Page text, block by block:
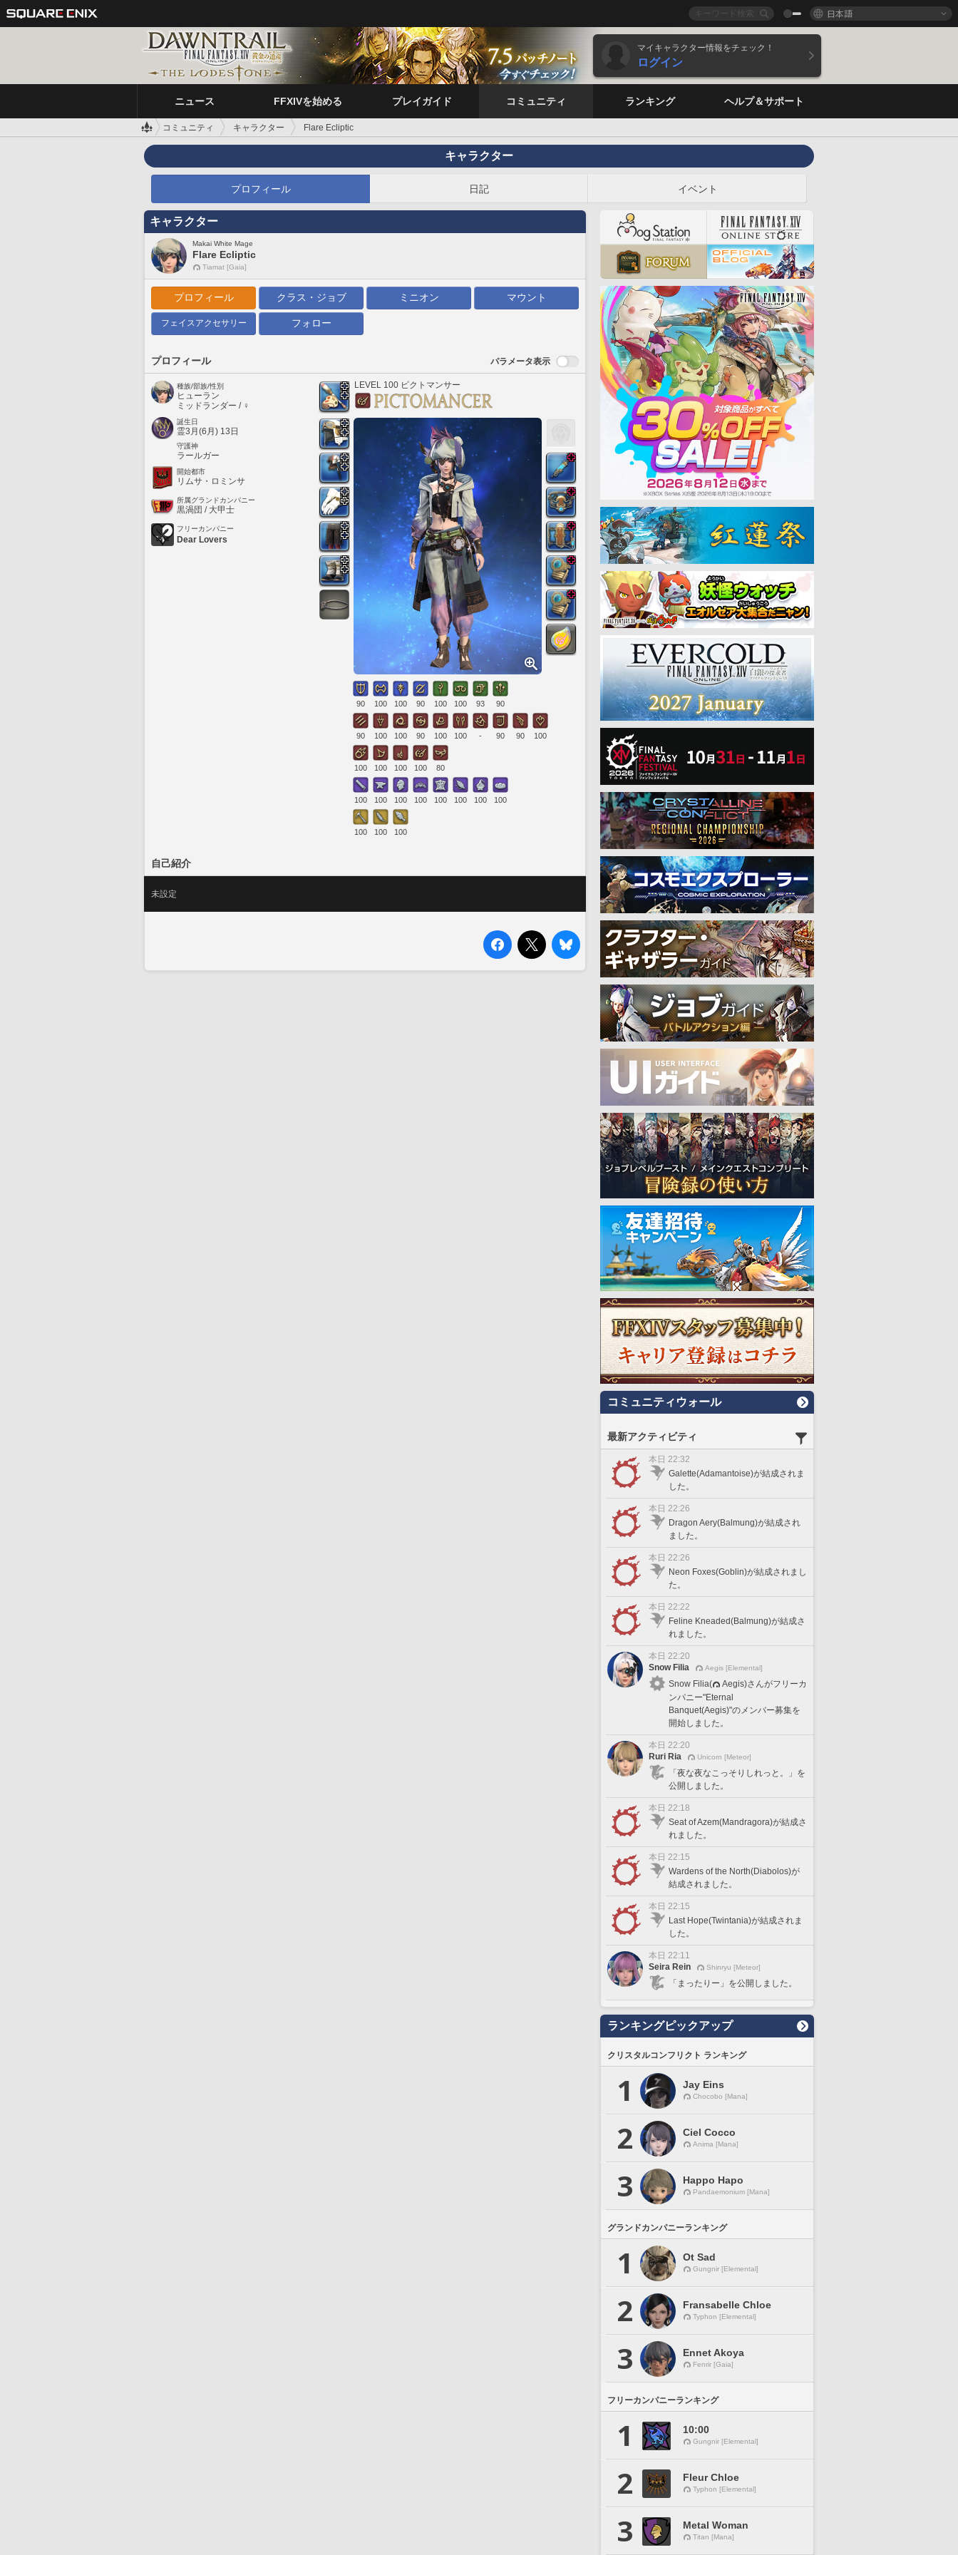
日本語
マイキャラクター情報をチェック！
ログイン
ニュース FFXIVを始める プレイガイド コミュニティ ランキング ヘルプ＆サポート
コミュニティ キャラクター Flare Ecliptic
キャラクター
プロフィール 日記 イベント
キャラクター
Makai White Mage
Flare Ecliptic
Tiamat [Gaia]
プロフィール クラス・ジョブ ミニオン マウント
フェイスアクセサリー フォロー
プロフィール パラメータ表示
種族/部族/性別
ヒューラン
ミッドランダー / ♀
誕生日
霊3月(6月) 13日
守護神
ラールガー
開始都市
リムサ・ロミンサ
所属グランドカンパニー
黒渦団 / 大甲士
フリーカンパニー
Dear Lovers
LEVEL 100 ピクトマンサー
90 100 100 90 100 100 93 90
90 100 100 90 100 100 - 90 90 100
100 100 100 100 80
100 100 100 100 100 100 100 100
100 100 100
自己紹介
未設定
コミュニティウォール
最新アクティビティ
本日 22:32
Galette(Adamantoise)が結成されま
した。
本日 22:26
Dragon Aery(Balmung)が結成され
ました。
本日 22:26
Neon Foxes(Goblin)が結成されまし
た。
本日 22:22
Feline Kneaded(Balmung)が結成さ
れました。
本日 22:20
Snow Filia
Aegis [Elemental]
Snow Filia(
Aegis)さんがフリーカ
ンパニー"Eternal
Banquet(Aegis)"のメンバー募集を
開始しました。
本日 22:20
Ruri Ria
Unicorn [Meteor]
「夜な夜なこっそりしれっと。」を
公開しました。
本日 22:18
Seat of Azem(Mandragora)が結成さ
れました。
本日 22:15
Wardens of the North(Diabolos)が
結成されました。
本日 22:15
Last Hope(Twintania)が結成されま
した。
本日 22:11
Seira Rein
Shinryu [Meteor]
「まったりー」を公開しました。
ランキングピックアップ
クリスタルコンフリクト ランキング
1 Jay Eins
Chocobo [Mana]
2 Ciel Cocco
Anima [Mana]
3 Happo Hapo
Pandaemonium [Mana]
グランドカンパニーランキング
1 Ot Sad
Gungnir [Elemental]
2 Fransabelle Chloe
Typhon [Elemental]
3 Ennet Akoya
Fenrir [Gaia]
フリーカンパニーランキング
1 10:00
Gungnir [Elemental]
2 Fleur Chloe
Typhon [Elemental]
3 Metal Woman
Titan [Mana]